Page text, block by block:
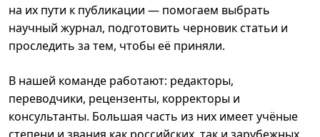
на их пути к публикации — помогаем выбрать
научный журнал, подготовить черновик статьи и
проследить за тем, чтобы её приняли.
В нашей команде работают: редакторы,
переводчики, рецензенты, корректоры и
консультанты. Большая часть из них имеет учёные